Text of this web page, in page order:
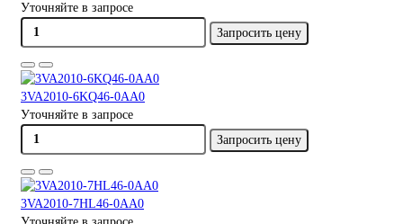
Уточняйте в запросе
Запросить цену
3VA2010-6KQ46-0AA0
Уточняйте в запросе
Запросить цену
3VA2010-7HL46-0AA0